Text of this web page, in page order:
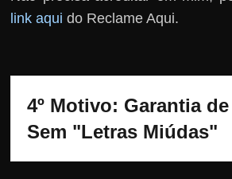
link aqui do Reclame Aqui.
4º Motivo: Garantia
Sem "Letras Miúdas"